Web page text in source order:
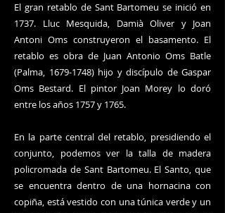
El gran retablo de Sant Bartomeu se inició en
1737. Lluc Mesquida, Damià Oliver y Joan
Antoni Oms construyeron el basamento. El
retablo es obra de Juan Antonio Oms Batle
(Palma, 1679-1748)hijo y discípulo de Gaspar
Oms Bestard. El pintor Joan Morey lo doró
entre los años 1757 y 1765.
En la parte central del retablo, presidiendo el
conjunto, podemos ver la talla de madera
policromada de Sant Bartomeu. El Santo, que
se encuentra dentro de una hornacina con
copiña, está vestido con una túnica verde y un